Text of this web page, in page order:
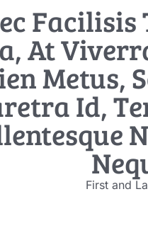
At
Metus,
Id,
First and